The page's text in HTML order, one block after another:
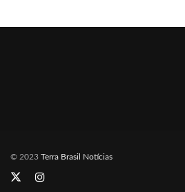
© 2023 Terra Brasil Notícias